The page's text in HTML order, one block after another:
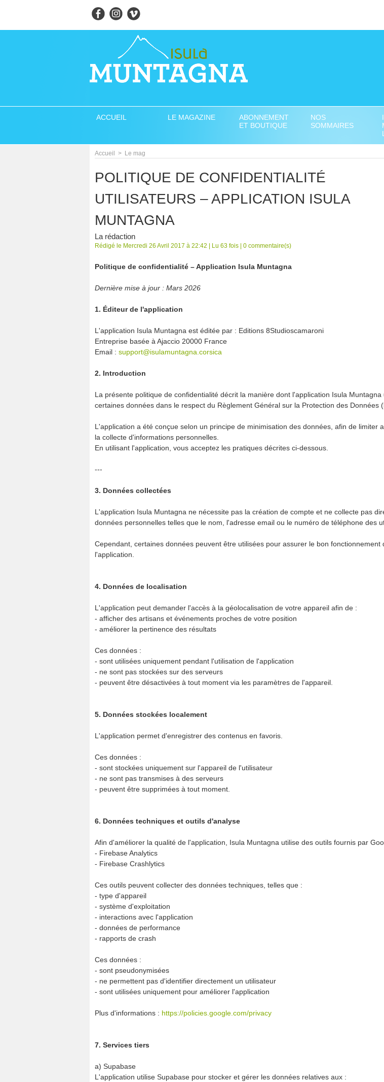
ACCUEIL LE MAGAZINE
ABONNEMENT
ET BOUTIQUE
NOS
SOMMAIRES
Accueil > Le mag
POLITIQUE DE CONFIDENTIALITÉ
UTILISATEURS – APPLICATION ISULA
MUNTAGNA
La rédaction
Rédigé le Mercredi 26 Avril 2017 à 22:42 | Lu 63 fois | 0commentaire(s)
Politique de confidentialité – Application Isula Muntagna
Dernière mise à jour : Mars 2026
1. Éditeur de l'application
L'application Isula Muntagna est éditée par : Editions 8Studioscamaroni
Entreprise basée à Ajaccio 20000 France
Email : support@isulamuntagna.corsica
2. Introduction
La présente politique de confidentialité décrit la manière dont l'application Isula Muntagna
certaines données dans le respect du Règlement Général sur la Protection des Données
L'application a été conçue selon un principe de minimisation des données, afin de limiter
la collecte d'informations personnelles.
En utilisant l'application, vous acceptez les pratiques décrites ci-dessous.
---
3. Données collectées
L'application Isula Muntagna ne nécessite pas la création de compte et ne collecte pas
données personnelles telles que le nom, l'adresse email ou le numéro de téléphone des
Cependant, certaines données peuvent être utilisées pour assurer le bon fonctionnement
l'application.
4. Données de localisation
L'application peut demander l'accès à la géolocalisation de votre appareil afin de :
- afficher des artisans et événements proches de votre position
- améliorer la pertinence des résultats
Ces données :
- sont utilisées uniquement pendant l'utilisation de l'application
- ne sont pas stockées sur des serveurs
- peuvent être désactivées à tout moment via les paramètres de l'appareil.
5. Données stockées localement
L'application permet d'enregistrer des contenus en favoris.
Ces données :
- sont stockées uniquement sur l'appareil de l'utilisateur
- ne sont pas transmises à des serveurs
- peuvent être supprimées à tout moment.
6. Données techniques et outils d'analyse
Afin d'améliorer la qualité de l'application, Isula Muntagna utilise des outils fournis par
- Firebase Analytics
- Firebase Crashlytics
Ces outils peuvent collecter des données techniques, telles que :
- type d'appareil
- système d'exploitation
- interactions avec l'application
- données de performance
- rapports de crash
Ces données :
- sont pseudonymisées
- ne permettent pas d'identifier directement un utilisateur
- sont utilisées uniquement pour améliorer l'application
Plus d'informations : https://policies.google.com/privacy
7. Services tiers
a) Supabase
L'application utilise Supabase pour stocker et gérer les données relatives aux :